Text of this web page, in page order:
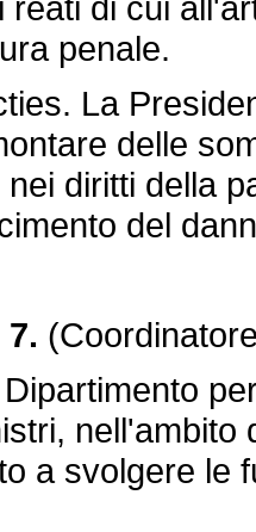
penale.
La
delle
nei diritti della
del
per
nell'ambito
a svolgere le